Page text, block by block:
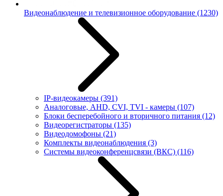
Видеонаблюдение и телевизионное оборудование (1230)
IP-видеокамеры (391)
Аналоговые, AHD, CVI, TVI - камеры (107)
Блоки бесперебойного и вторичного питания (12)
Видеорегистраторы (135)
Видеодомофоны (21)
Комплекты видеонаблюдения (3)
Системы видеоконференцсвязи (ВКС) (116)